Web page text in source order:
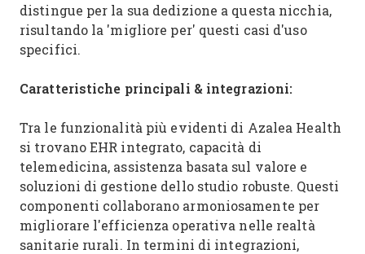
distingue per la sua dedizione a questa nicchia,
risultando la 'migliore per' questi casi d'uso
specifici.
Caratteristiche principali & integrazioni:
Tra le funzionalità più evidenti di Azalea Health
si trovano EHR integrato, capacità di
telemedicina, assistenza basata sul valore e
soluzioni di gestione dello studio robuste. Questi
componenti collaborano armoniosamente per
migliorare l'efficienza operativa nelle realtà
sanitarie rurali. In termini di integrazioni,